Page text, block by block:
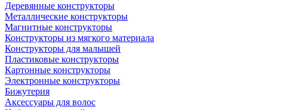
Деревянные конструкторы
Металлические конструкторы
Магнитные конструкторы
Конструкторы из мягкого материала
Конструкторы для малышей
Пластиковые конструкторы
Картонные конструкторы
Электронные конструкторы
Бижутерия
Аксессуары для волос